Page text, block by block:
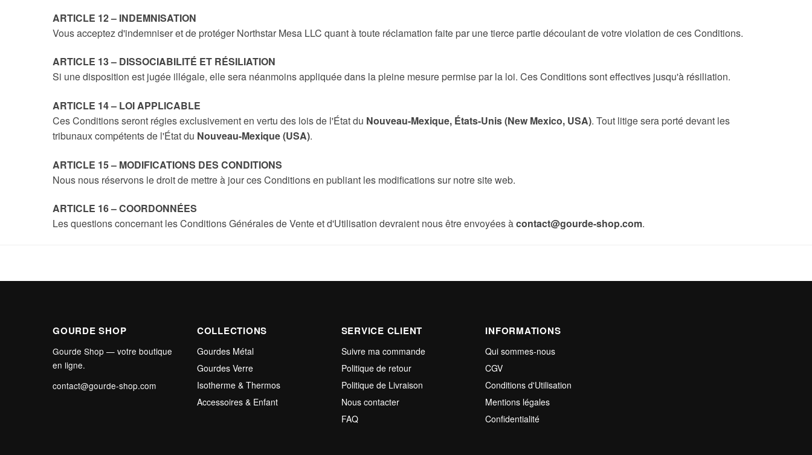
ARTICLE 12 – INDEMNISATION
Vous acceptez d'indemniser et de protéger Northstar Mesa LLC quant à toute réclamation faite par une tierce partie découlant de votre violation de ces Conditions.
ARTICLE 13 – DISSOCIABILITÉ ET RÉSILIATION
Si une disposition est jugée illégale, elle sera néanmoins appliquée dans la pleine mesure permise par la loi. Ces Conditions sont effectives jusqu'à résiliation.
ARTICLE 14 – LOI APPLICABLE
Ces Conditions seront régies exclusivement en vertu des lois de l'État du Nouveau-Mexique, États-Unis (New Mexico, USA). Tout litige sera porté devant les
tribunaux compétents de l'État du Nouveau-Mexique (USA).
ARTICLE 15 – MODIFICATIONS DES CONDITIONS
Nous nous réservons le droit de mettre à jour ces Conditions en publiant les modifications sur notre site web.
ARTICLE 16 – COORDONNÉES
Les questions concernant les Conditions Générales de Vente et d'Utilisation devraient nous être envoyées àcontact@gourde-shop.com.
GOURDE SHOP
Gourde Shop — votre boutique
en ligne.
contact@gourde-shop.com
COLLECTIONS
Gourdes Métal
Gourdes Verre
Isotherme & Thermos
Accessoires & Enfant
SERVICE CLIENT
Suivre ma commande
Politique de retour
Politique de Livraison
Nous contacter
FAQ
INFORMATIONS
Qui sommes-nous
CGV
Conditions d'Utilisation
Mentions légales
Confidentialité